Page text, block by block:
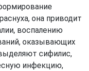
она приводит
воспалению
оказывающих
сифилис,
инфекцию,